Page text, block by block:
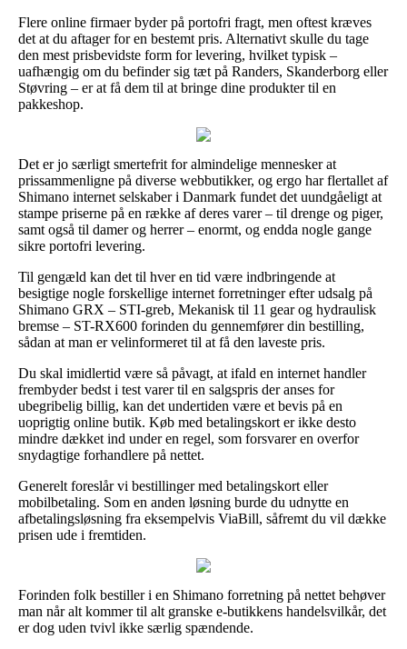
Flere online firmaer byder på portofri fragt, men oftest kræves
det at du aftager for en bestemt pris. Alternativt skulle du tage
den mest prisbevidste form for levering, hvilket typisk –
uafhængig om du befinder sig tæt på Randers, Skanderborg eller
Støvring – er at få dem til at bringe dine produkter til en
pakkeshop.
Det er jo særligt smertefrit for almindelige mennesker at
prissammenligne på diverse webbutikker, og ergo har flertallet af
Shimano internet selskaber i Danmark fundet det uundgåeligt at
stampe priserne på en række af deres varer – til drenge og piger,
samt også til damer og herrer – enormt, og endda nogle gange
sikre portofri levering.
Til gengæld kan det til hver en tid være indbringende at
besigtige nogle forskellige internet forretninger efter udsalg på
Shimano GRX – STI-greb, Mekanisk til 11 gear og hydraulisk
bremse – ST-RX600 forinden du gennemfører din bestilling,
sådan at man er velinformeret til at få den laveste pris.
Du skal imidlertid være så påvagt, at ifald en internet handler
frembyder bedst i test varer til en salgspris der anses for
ubegribelig billig, kan det undertiden være et bevis på en
uoprigtig online butik. Køb med betalingskort er ikke desto
mindre dækket ind under en regel, som forsvarer en overfor
snydagtige forhandlere på nettet.
Generelt foreslår vi bestillinger med betalingskort eller
mobilbetaling. Som en anden løsning burde du udnytte en
afbetalingsløsning fra eksempelvis ViaBill, såfremt du vil dække
prisen ude i fremtiden.
Forinden folk bestiller i en Shimano forretning på nettet behøver
man når alt kommer til alt granske e-butikkens handelsvilkår, det
er dog uden tvivl ikke særlig spændende.